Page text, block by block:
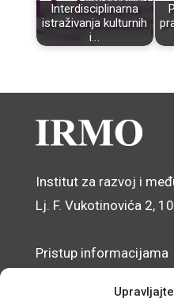
Interdisciplinarna
istraživanja kulturnih
i…
Institut za razvoj i
Lj. F. Vukotinovića 2,
Pristup informacijama